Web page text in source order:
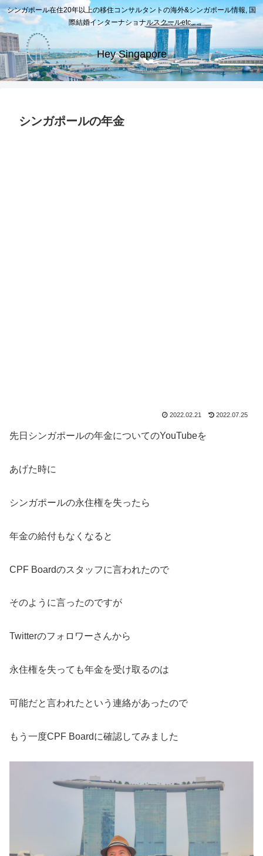
シンガポール在住20年以上の移住コンサルタントの海外&シンガポール情報, 国
際結婚インターナショナルスクールetc..
Hey Singapore
シンガポールの年金
2022.02.21 2022.07.25
先日シンガポールの年金についてのYouTubeを
あげた時に
シンガポールの永住権を失ったら
年金の給付もなくなると
CPF Boardのスタッフに言われたので
そのように言ったのですが
Twitterのフォロワーさんから
永住権を失っても年金を受け取るのは
可能だと言われたという連絡があったので
もう一度CPF Boardに確認してみました